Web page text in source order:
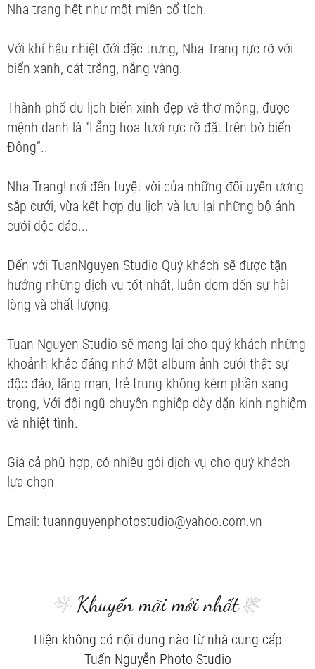
Nha trang hệt như một miền cổ tích.
Với khí hậu nhiệt đới đặc trưng, Nha Trang rực rỡ với
biển xanh, cát trắng, nắng vàng.
Thành phố du lịch biển xinh đẹp và thơ mộng, được
mệnh danh là “Lẵng hoa tươi rực rỡ đặt trên bờ biển
Đông”..
Nha Trang! nơi đến tuyệt vời của những đôi uyên ương
sắp cưới, vừa kết hợp du lịch và lưu lại những bộ ảnh
cưới độc đáo...
Đến với TuanNguyen Studio Quý khách sẽ được tận
hưởng những dịch vụ tốt nhất, luôn đem đến sự hài
lòng và chất lượng.
Tuan Nguyen Studio sẽ mang lại cho quý khách những
khoảnh khắc đáng nhớ Một album ảnh cưới thật sự
độc đáo, lãng mạn, trẻ trung không kém phần sang
trọng, Với đội ngũ chuyên nghiệp dày dặn kinh nghiệm
và nhiệt tình.
Giá cả phù hợp, có nhiều gói dịch vụ cho quý khách
lựa chọn
Email: tuannguyenphotostudio@yahoo.com.vn
Khuyến mãi mới nhất
Hiện không có nội dung nào từ nhà cung cấp
Tuấn Nguyễn Photo Studio